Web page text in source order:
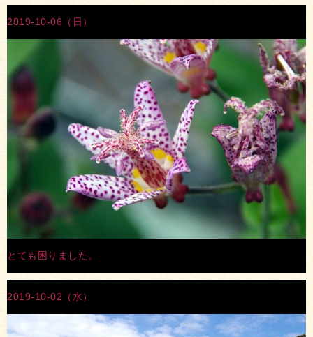
2019-10-06（日）
とても困りました。
2019-10-02（水）